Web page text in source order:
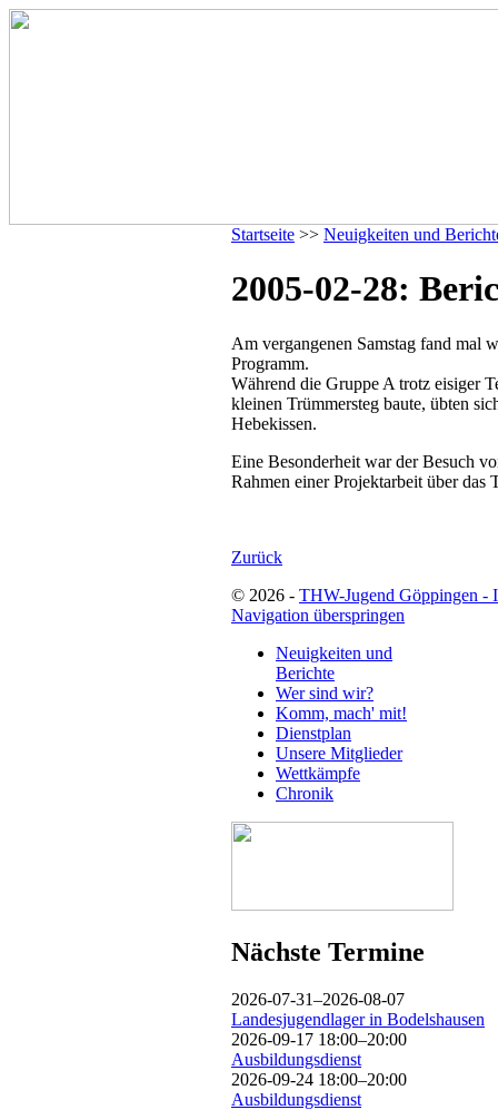
Startseite >> Neuigkeiten und
2005-02-28:
Am vergangenen Samstag fand mal
Programm.
Während die Gruppe A trotz eisiger
kleinen Trümmersteg baute, übten
Hebekissen.
Eine Besonderheit war der Besuch
Rahmen einer Projektarbeit über
Zurück
© 2026 - THW-Jugend Göppingen -
Navigation überspringen
Neuigkeiten und
Berichte
Wer sind wir?
Komm, mach' mit!
Dienstplan
Unsere Mitglieder
Wettkämpfe
Chronik
Nächste Termine
2026-07-31–2026-08-07
Landesjugendlager in Bodelshausen
2026-09-17 18:00–20:00
Ausbildungsdienst
2026-09-24 18:00–20:00
Ausbildungsdienst